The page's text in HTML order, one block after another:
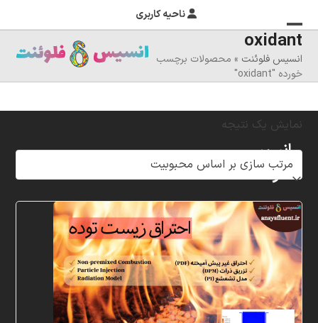
ناحیه کاربری
منوی
موبایل
را
تغییر
دهید
بستن
منوی
موبایل
oxidant
انسیس فلوئنت » محصولات برچسب
خورده "oxidant"
نمایش یک نتیجه
انسیس
فلوئنت
شرکت
خلاق
پردازشگران
مهر،
متخصص
در
زمینه